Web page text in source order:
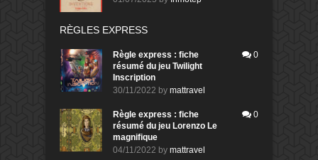
RÈGLES EXPRESS
Règle express : fiche
résumé du jeu Twilight
Inscription
30/11/2022 by mattravel
0
Règle express : fiche
résumé du jeu Lorenzo Le
magnifique
04/11/2022 by mattravel
0